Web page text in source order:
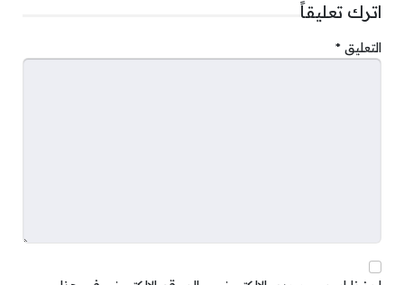
اترك تعليقاً
التعليق *